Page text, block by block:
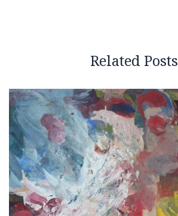
Related Posts